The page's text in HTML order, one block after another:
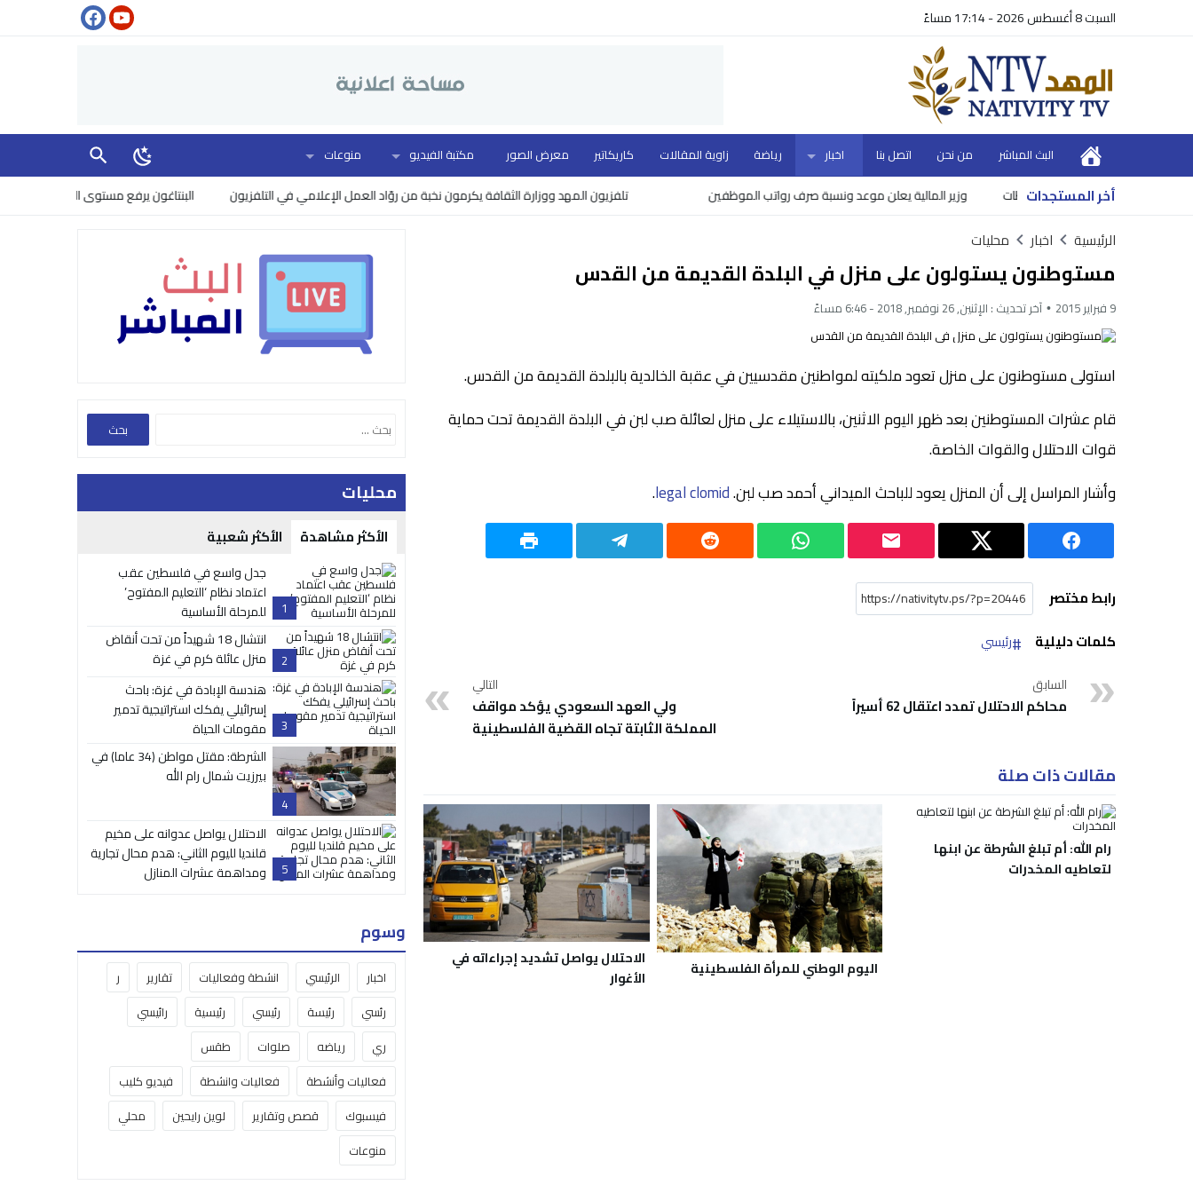
السبت 8 أغسطس 2026 - 17:14 مساءً
البث المباشر من نحن اتصل بنا اخبار رياضة زاوية المقالات كاريكاتير معرض الصور مكتبة الفيديو منوعات
أخر المستجدات تلفزيون المهد ووزارة الثقافة يكرمون نخبة من روّاد العمل الإعلامي في التلفزيون البنتاغون يرفع مستوى الخطر: إسرائيل وزير المالية يعلن موعد ونسبة صرف رواتب الموظفين
الرئيسية اخبار محليات
مستوطنون يستولون على منزل في البلدة القديمة من القدس
9 فبراير 2015 آخر تحديث : الإثنين, 26 نوفمبر, 2018 - 6:46 مساءً
استولى مستوطنون على منزل تعود ملكيته لمواطنين مقدسيين في عقبة الخالدية بالبلدة القديمة من القدس.
قام عشرات المستوطنين بعد ظهر اليوم الاثنين، بالاستيلاء على منزل لعائلة صب لبن في البلدة القديمة تحت حماية
قوات الاحتلال والقوات الخاصة.
وأشار المراسل إلى أن المنزل يعود للباحث الميداني أحمد صب لبن.legal clomid
.
رابط مختصر
كلمات دليلية
رئيسي
السابق
محاكم الاحتلال تمدد اعتقال 62 أسيراً
التالي
ولي العهد السعودي يؤكد مواقف
المملكة الثابتة تجاه القضية الفلسطينية
مقالات ذات صلة
رام الله: أم تبلغ الشرطة عن ابنها
لتعاطيه المخدرات
اليوم الوطني للمرأة الفلسطينية
الاحتلال يواصل تشديد إجراءاته في
الأغوار
محليات
الأكثر مشاهدة الأكثر شعبية
1
جدل واسع في فلسطين عقب
اعتماد نظام ‘التعليم المفتوح’
للمرحلة الأساسية
2
انتشال 18 شهيداً من تحت أنقاض
منزل عائلة كرم في غزة
3
هندسة الإبادة في غزة: باحث
إسرائيلي يفكك استراتيجية تدمير
مقومات الحياة
4
الشرطة: مقتل مواطن (34 عاما) في
بيرزيت شمال رام الله
5
الاحتلال يواصل عدوانه على مخيم
قلنديا لليوم الثاني: هدم محال تجارية
ومداهمة عشرات المنازل
وسوم
اخبار الرئيسي انشطة وفعاليات تقارير
ر
رئسي
رئيسة رئيسي رئيسية
رائيسي
ري
رياضه صلوات
طقس
فعاليات وأنشطة
فعاليات وانشطة
فيديو كليب
فيسبوك
قصص وتقارير لوين رايحين
محلي
منوعات